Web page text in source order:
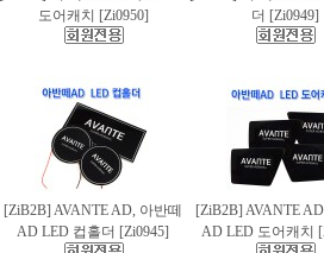
도어캐치 [Zi0950]
더 [Zi0949]
[ZiB2B] AVANTE AD, 아반떼
AD LED 컵홀더 [Zi0945]
[ZiB2B] AVANTE
AD LED 도어캐치